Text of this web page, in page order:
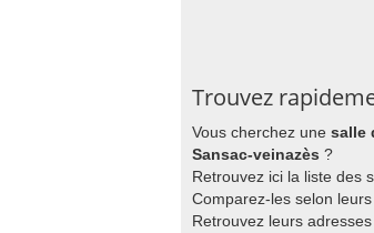
Trouvez
Vous cherchez une salle
Sansac-veinazès ?
Retrouvez ici la liste des
Comparez-les selon
Retrouvez leurs